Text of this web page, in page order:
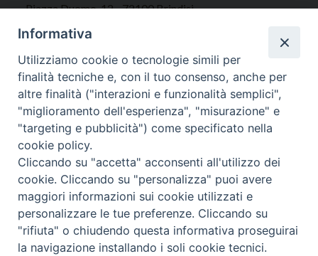
Piazza Duomo, 12 - 72100 Brindisi
Tel 0831.521958
Fax 0831.528315
Orari Curia
Mar. / Mer. / Giov. ore 9 - 13
nei mesi estivi solo Martedì ore 9 - 13
WebMail
Informativa
Utilizziamo cookie o tecnologie simili per
finalità tecniche e, con il tuo consenso, anche per
altre finalità ("interazioni e funzionalità semplici",
"miglioramento dell'esperienza", "misurazione" e
"targeting e pubblicità") come specificato nella
cookie policy.
Cliccando su "accetta" acconsenti all'utilizzo dei
cookie. Cliccando su "personalizza" puoi avere
maggiori informazioni sui cookie utilizzati e
personalizzare le tue preferenze. Cliccando su
"rifiuta" o chiudendo questa informativa proseguirai
la navigazione installando i soli cookie tecnici.